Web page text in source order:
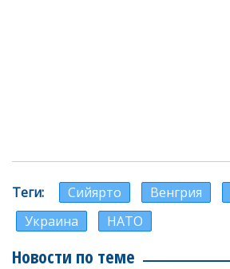
Теги Сийярто Венгрия
Украина
НАТО
Новости по теме